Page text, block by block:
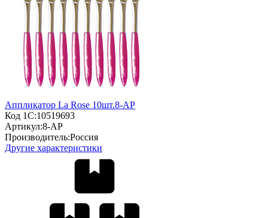
Аппликатор La Rose 10шт.8-AP
Код 1С:10519693
Артикул:8-AP
Производитель:Россия
Другие характеристики